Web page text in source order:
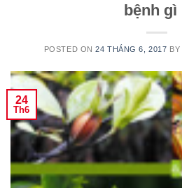
bệnh gì
POSTED ON24 THÁNG 6, 2017 BY
24
Th6